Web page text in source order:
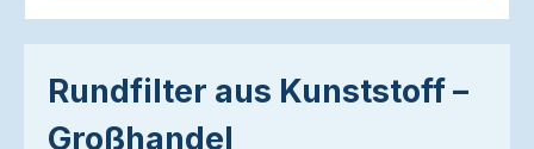
Rundfilter aus Kunststoff –
Großhandel